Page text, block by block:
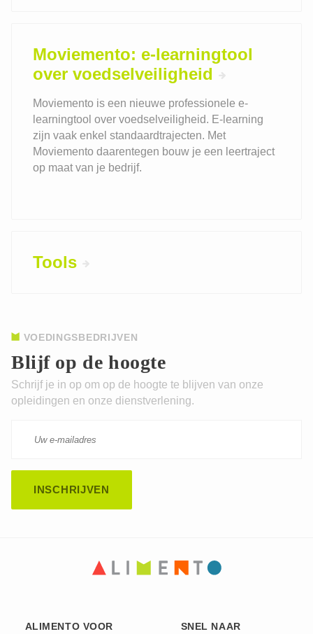
Moviemento: e-learningtool
over voedselveiligheid
Moviemento is een nieuwe professionele e-
learningtool over voedselveiligheid. E-learning
zijn vaak enkel standaardtrajecten. Met
Moviemento daarentegen bouw je een leertraject
op maat van je bedrijf.
Tools
Blijf op de hoogte
VOEDINGSBEDRIJVEN
Schrijf je in op om op de hoogte te blijven van onze
opleidingen en onze dienstverlening.
ALIMENTO VOOR SNEL NAAR